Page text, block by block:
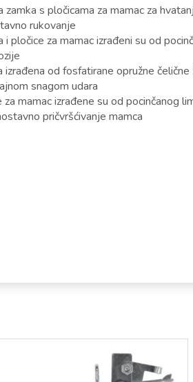
zamka s pločicama za mamac za
rukovanje
i pločice za mamac izrađeni su od
izrađena od fosfatirane opružne
snagom udara
za mamac izrađene su od pocinčanog
pričvršćivanje mamca